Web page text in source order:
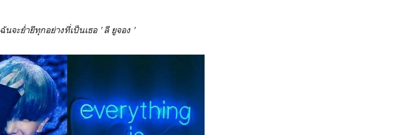
ฉันจะย่ำยีทุกอย่างที่เป็นเธอ ' ลี ยูจอง '